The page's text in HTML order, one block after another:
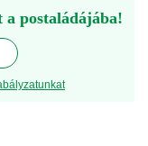
a postaládájába!